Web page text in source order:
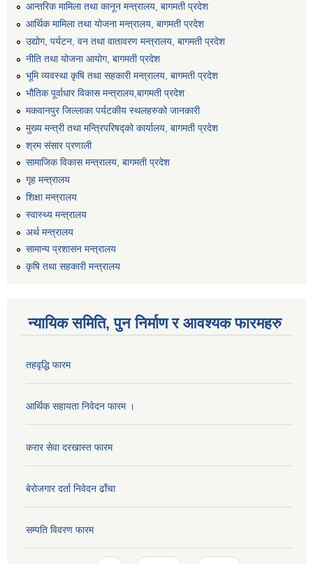
आन्तरिक मामिला तथा कानून मन्त्रालय, बागमती प्रदेश
आर्थिक मामिला तथा योजना मन्त्रालय, बागमती प्रदेश
उद्योग, पर्यटन, वन तथा वातावरण मन्त्रालय, बागमती प्रदेश
नीति तथा योजना आयोग, बागमती प्रदेश
भूमि व्यवस्था कृषि तथा सहकारी मन्त्रालय, बागमती प्रदेश
भौतिक पूर्वाधार विकास मन्त्रालय,बागमती प्रदेश
मकवानपुर जिल्लाका पर्यटकीय स्थलहरुको जानकारी
मुख्य मन्त्री तथा मन्त्रिपरिषद्को कार्यालय, बागमती प्रदेश
श्रम संसार प्रणाली
सामाजिक विकास मन्त्रालय, बागमती प्रदेश
गृह मन्त्रालय
शिक्षा मन्त्रालय
स्वास्थ्य मन्त्रालय
अर्थ मन्त्रालय
सामान्य प्रशासन मन्त्रालय
कृषि तथा सहकारी मन्त्रालय
न्यायिक समिति, पुन निर्माण र आवश्यक फारमहरु
तहवृद्धि फारम
आर्थिक सहायता निवेदन फारम ।
करार सेवा दरखास्त फारम
बेरोजगार दर्ता निवेदन ढाँचा
सम्पति विवरण फारम